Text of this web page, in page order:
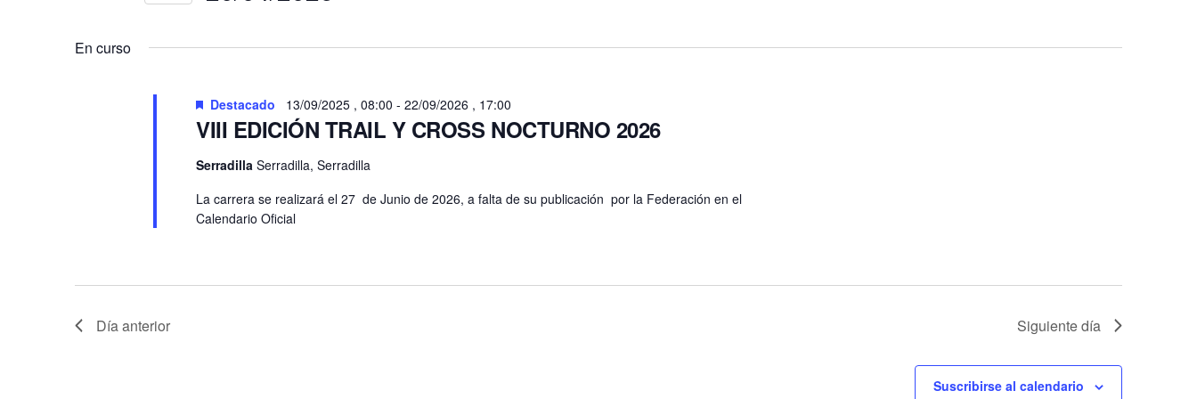
vistas
de
Eventos
la
En curso
VIII EDICIÓN TRAIL Y CROSS NOCTURNO 2026
Destacado 13/09/2025 , 08:00 - 22/09/2026 , 17:00
Serradilla Serradilla, Serradilla
La carrera se realizará el 27 de Junio de 2026, a falta de su publicación por la Federación en el
Calendario Oficial
Día anterior Siguiente día
Suscribirse al calendario